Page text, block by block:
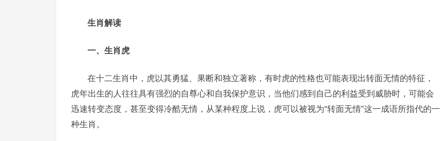
生肖解读
一、生肖虎
在十二生肖中，虎以其勇猛、果断和独立著称，有时虎的性格也可能表现出转面无情的特征，
虎年出生的人往往具有强烈的自尊心和自我保护意识，当他们感到自己的利益受到威胁时，可能会
迅速转变态度，甚至变得冷酷无情，从某种程度上说，虎可以被视为“转面无情”这一成语所指代的一
种生肖。